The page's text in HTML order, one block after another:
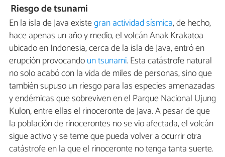
Riesgo de tsunami
En la isla de Java existegran actividad sísmica, de hecho,
hace apenas un año y medio, el volcán Anak Krakatoa
ubicado en Indonesia, cerca de la isla de Java, entró en
erupción provocandoun tsunami. Esta catástrofe natural
no solo acabó con la vida de miles de personas, sino que
también supuso un riesgo para las especies amenazadas
y endémicas que sobreviven en el Parque Nacional Ujung
Kulon, entre ellas el rinoceronte de Java. A pesar de que
la población de rinocerontes no se vio afectada, el volcán
sigue activo y se teme que pueda volver a ocurrir otra
catástrofe en la que el rinoceronte no tenga tanta suerte.